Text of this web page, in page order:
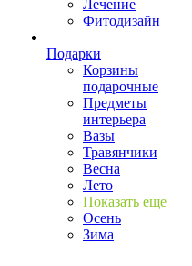
Лечение
Фитодизайн
Подарки
Корзины
подарочные
Предметы
интерьера
Вазы
Травянчики
Весна
Лето
Показать еще
Осень
Зима